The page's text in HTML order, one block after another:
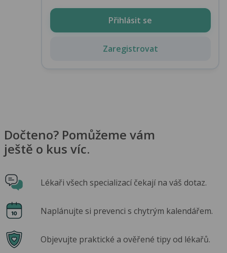
Přihlásit se
Zaregistrovat
Dočteno? Pomůžeme vám
ještě o kus víc.
Lékaři všech specializací čekají na váš dotaz.
Naplánujte si prevenci s chytrým kalendářem.
Objevujte praktické a ověřené tipy od lékařů.